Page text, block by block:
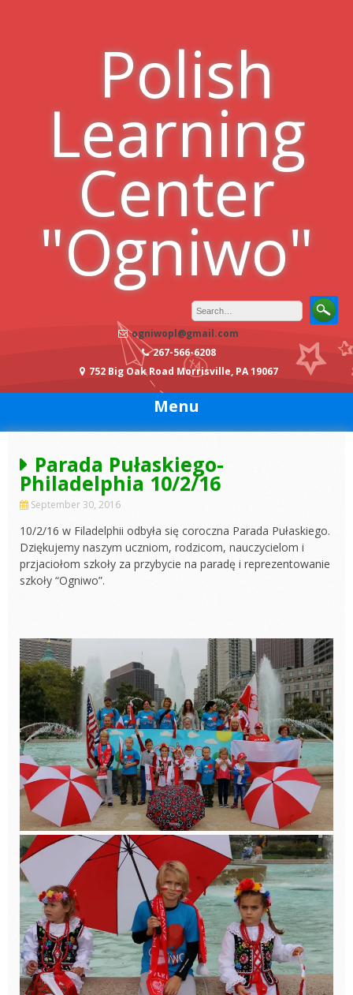
Polish
Learning
Center
"Ogniwo"
ogniwopl@gmail.com
267-566-6208
752 Big Oak Road Morrisville, PA 19067
Menu
Parada Pułaskiego-
Philadelphia 10/2/16
September 30, 2016
10/2/16 w Filadelphii odbyła się coroczna Parada Pułaskiego.
Dziękujemy naszym uczniom, rodzicom, nauczycielom i
przjaciołom szkoły za przybycie na paradę i reprezentowanie
szkoły “Ogniwo”.